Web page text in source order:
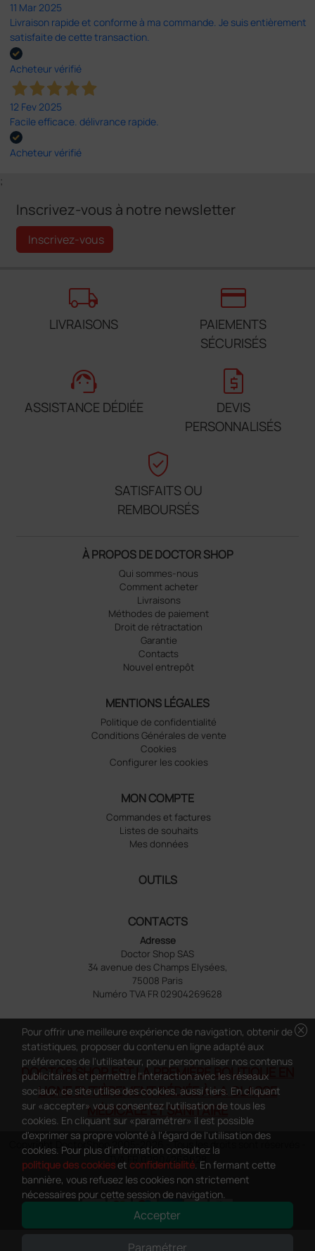
11 Mar 2025
Livraison rapide et conforme à ma commande. Je suis entièrement
satisfaite de cette transaction.
Acheteur vérifié
12 Fev 2025
Facile efficace. délivrance rapide.
Acheteur vérifié
;
Inscrivez-vous à notre newsletter
Inscrivez-vous
local_shipping
LIVRAISONS
credit_card
PAIEMENTS
SÉCURISÉS
support_agent
ASSISTANCE DÉDIÉE
request_quote
DEVIS
PERSONNALISÉS
verified_user
SATISFAITS OU
REMBOURSÉS
À PROPOS DE DOCTOR SHOP
Qui sommes-nous
Comment acheter
Livraisons
Méthodes de paiement
Droit de rétractation
Garantie
Contacts
Nouvel entrepôt
MENTIONS LÉGALES
Politique de confidentialité
Conditions Générales de vente
Cookies
Configurer les cookies
MON COMPTE
Commandes et factures
Listes de souhaits
Mes données
OUTILS
CONTACTS
Adresse
Doctor Shop SAS
34 avenue des Champs Elysées,
75008 Paris
Numéro TVA FR 02904269628
DOCTOR SHOP EST LA PREMIÈRE BOUTIQUE EN
LIGNE ENTIÈREMENT DÉDIÉE À LA CLASSE
MÉDICALE ET SANITAIRE
Copyright DoctorShop 2005-2026 - Tous les droits sont réservés -
TVA FR 02904269628
This site is protected by reCAPTCHA and the Google
cancel
Pour offrir une meilleure expérience de navigation, obtenir de
statistiques, proposer du contenu en ligne adapté aux
préférences de l'utilisateur, pour personnaliser nos contenus
publicitaires et permettre l'interaction avec les réseaux
sociaux, ce site utilise des cookies, aussi tiers. En cliquant
sur «accepter» vous consentez l'utilisation de tous les
cookies. En cliquant sur «paramétrer» il est possible
d'exprimer sa propre volonté à l'égard de l'utilisation des
cookies. Pour plus d'information consultez la
politique des cookieset confidentialité. En fermant cette
bannière, vous refusez les cookies non strictement
nécessaires pour cette session de navigation.
Accepter
Paramétrer